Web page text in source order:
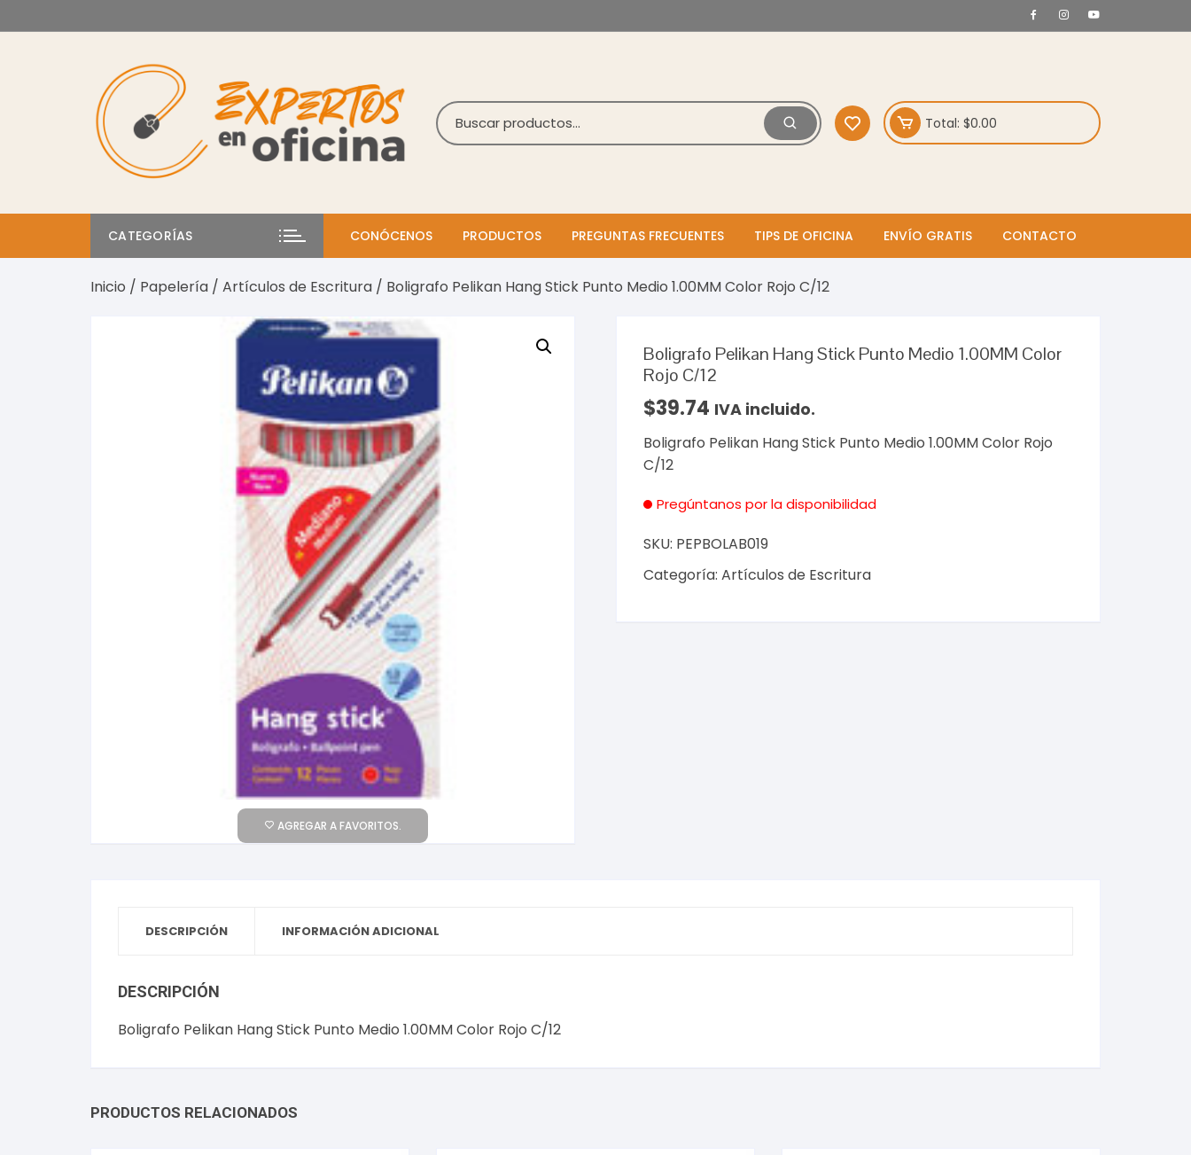
al
Total: $0.00
CATEGORÍAS CONÓCENOS PRODUCTOS PREGUNTAS FRECUENTES TIPS DE OFICINA ENVÍO GRATIS CONTACTO
Inicio / Papelería / Artículos de Escritura / Boligrafo Pelikan Hang Stick Punto Medio 1.00MM Color Rojo C/12
AGREGAR A FAVORITOS.
Boligrafo Pelikan Hang Stick Punto Medio 1.00MM Color
Rojo C/12
$39.74 IVA incluido.
Boligrafo Pelikan Hang Stick Punto Medio 1.00MM Color Rojo
C/12
Pregúntanos por la disponibilidad
SKU: PEPBOLAB019
Categoría: Artículos de Escritura
DESCRIPCIÓN INFORMACIÓN ADICIONAL
DESCRIPCIÓN
Boligrafo Pelikan Hang Stick Punto Medio 1.00MM Color Rojo C/12
PRODUCTOS RELACIONADOS